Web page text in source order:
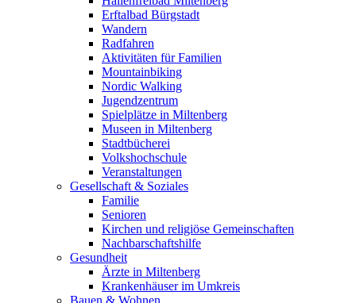
Erftalbad Bürgstadt
Wandern
Radfahren
Aktivitäten für Familien
Mountainbiking
Nordic Walking
Jugendzentrum
Spielplätze in Miltenberg
Museen in Miltenberg
Stadtbücherei
Volkshochschule
Veranstaltungen
Gesellschaft & Soziales
Familie
Senioren
Kirchen und religiöse Gemeinschaften
Nachbarschaftshilfe
Gesundheit
Ärzte in Miltenberg
Krankenhäuser im Umkreis
Bauen & Wohnen